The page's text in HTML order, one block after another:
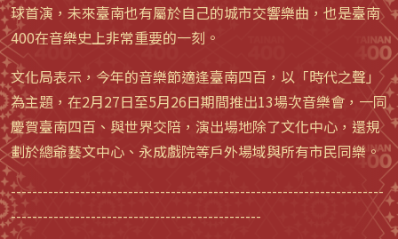
球首演，未來臺南也有屬於自己的城市交響樂曲，也是臺南
400在音樂史上非常重要的一刻。
文化局表示，今年的音樂節適逢臺南四百，以「時代之聲」
為主題，在2月27日至5月26日期間推出13場次音樂會，一同
慶賀臺南四百、與世界交陪，演出場地除了文化中心，還規
劃於總爺藝文中心、永成戲院等戶外場域與所有市民同樂。
----------------------------------------------------------------------
-----------------------------------------------